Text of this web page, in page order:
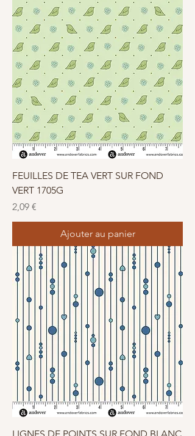
FEUILLES DE TEA VERT SUR FOND
VERT 1705G
Prix
2,09 €
Ajouter au panier